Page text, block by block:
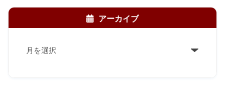
アーカイブ
ア